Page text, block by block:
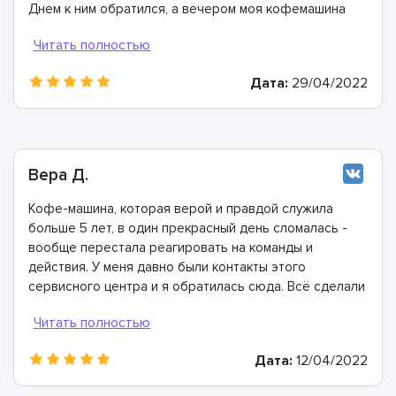
Днем к ним обратился, а вечером моя кофемашина
Дата: 29/04/2022
Вера Д.
Кофе-машина, которая верой и правдой служила
больше 5 лет, в один прекрасный день сломалась -
вообще перестала реагировать на команды и
действия. У меня давно были контакты этого
сервисного центра и я обратилась сюда. Всё сделали
Конечно же рекомендую этих мастеров!
Дата: 12/04/2022